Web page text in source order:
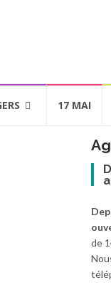
17 MAI
de